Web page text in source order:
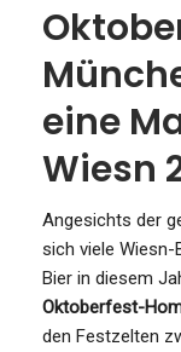
eine
Wiesn
Angesichts der
sich viele Wiesn-
Bier in diesem
Oktoberfest-
den Festzelten